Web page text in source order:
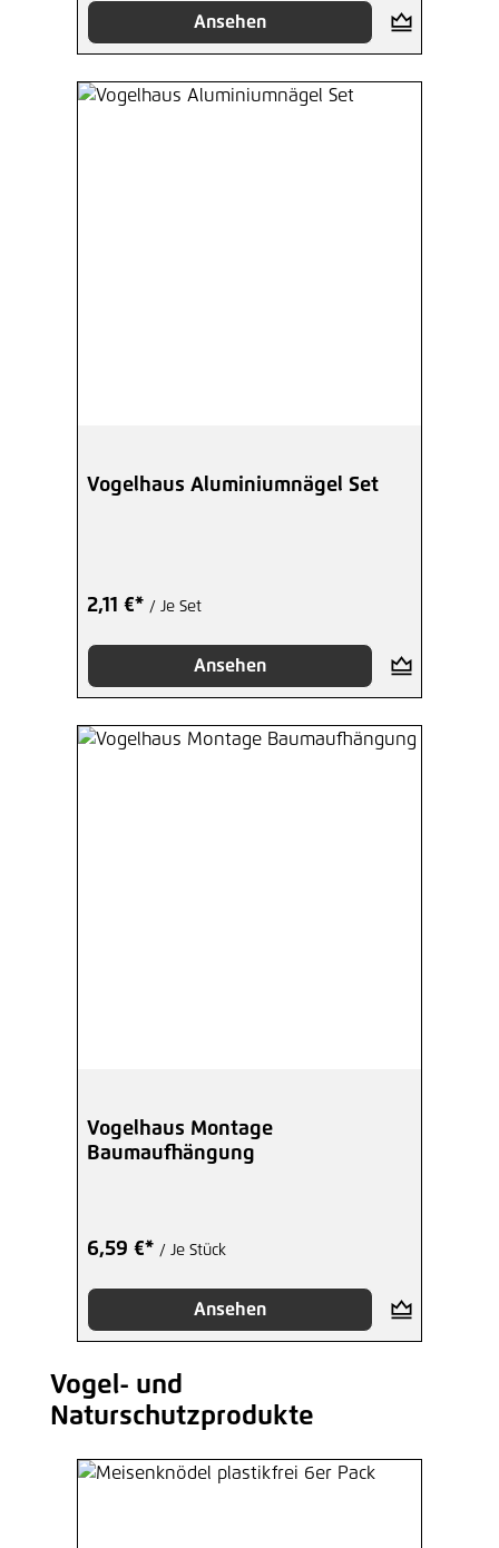
Ansehen
Vogelhaus Aluminiumnägel Set
2,11 €* / Je Set
Ansehen
Vogelhaus Montage
Baumaufhängung
6,59 €* / Je Stück
Ansehen
Produktgalerie überspringen
Vogel- und
Naturschutzprodukte